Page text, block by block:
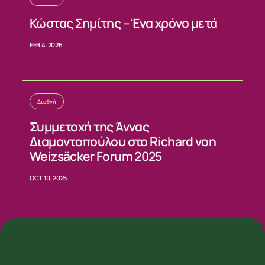
Κώστας Σημίτης – Ένα χρόνο μετά
FEB 4, 2026
Διεθνή
Συμμετοχή της Άννας
Διαμαντοπούλου στο Richard von
Weizsäcker Forum 2025
OCT 10, 2025